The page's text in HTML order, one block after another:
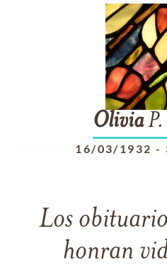
OliviaP.
16/03/1932 -
Los
honran